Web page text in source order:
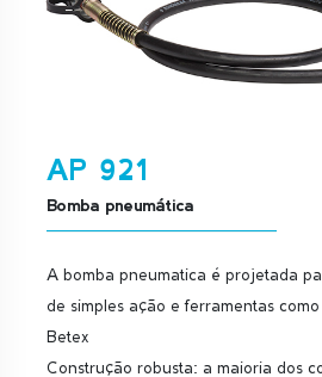
AP 921
Bomba pneumática
A bomba pneumatica é projetada
de simples ação e ferramentas
Betex
Construção robusta: a maioria dos